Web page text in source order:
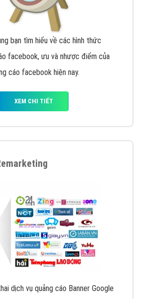
bạn tìm hiểu về các hình thức
facebook, ưu và nhược điểm của
cáo facebook hiện nay.
XEM CHI TIẾT
dịch vụ quảng cáo Banner Google